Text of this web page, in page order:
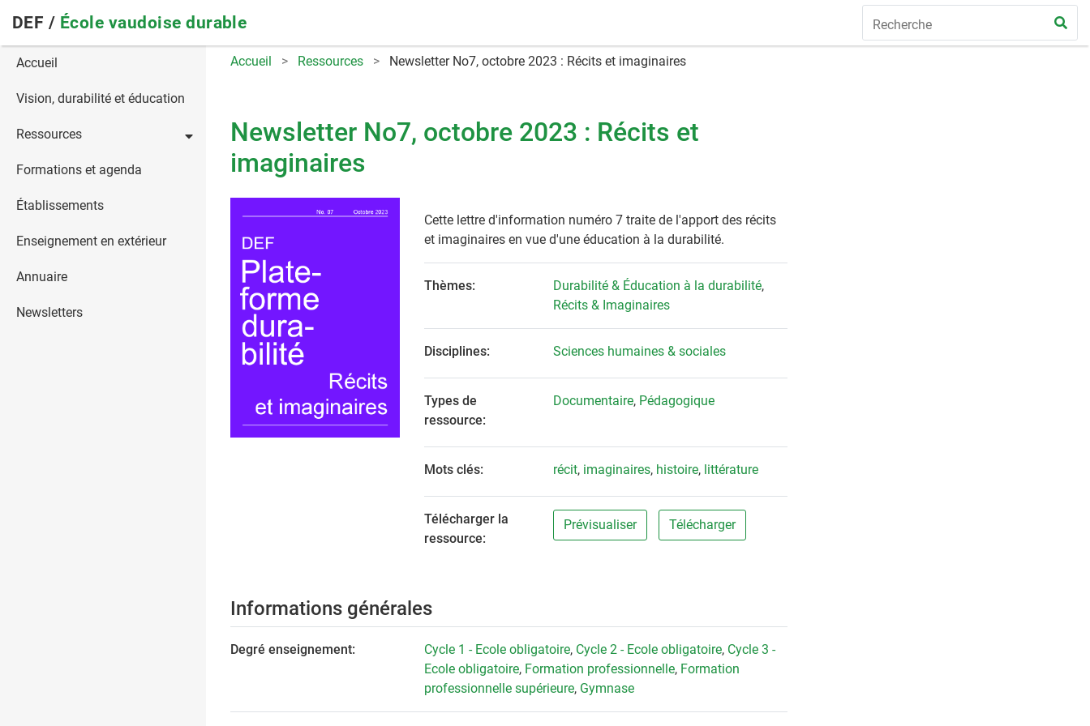
main
navigation
DEF / École vaudoise durable
Main
navigation
Accueil
Vision, durabilité et éducation
Ressources
Formations et agenda
Établissements
Enseignement en extérieur
Annuaire
Newsletters
Accueil Ressources Newsletter No7, octobre 2023 : Récits et imaginaires
Newsletter No7, octobre 2023 : Récits et
imaginaires
Cette lettre d'information numéro 7 traite de l'apport des récits
et imaginaires en vue d'une éducation à la durabilité.
Thèmes: Durabilité & Éducation à la durabilité,
Récits & Imaginaires
Disciplines: Sciences humaines & sociales
Types de
ressource:
Documentaire, Pédagogique
Mots clés: récit, imaginaires, histoire, littérature
Télécharger la
ressource:
Prévisualiser Télécharger
Informations générales
Degré enseignement: Cycle 1 - Ecole obligatoire, Cycle 2 - Ecole obligatoire, Cycle 3 -
Ecole obligatoire, Formation professionnelle, Formation
professionnelle supérieure, Gymnase